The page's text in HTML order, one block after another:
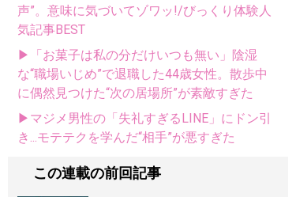
声”。意味に気づいてゾワッ!/びっくり体験人
気記事BEST
▶「お菓子は私の分だけいつも無い」陰湿
な“職場いじめ”で退職した44歳女性。散歩中
に偶然見つけた“次の居場所”が素敵すぎた
▶マジメ男性の「失礼すぎるLINE」にドン引
き...モテテクを学んだ“相手”が悪すぎた
この連載の前回記事